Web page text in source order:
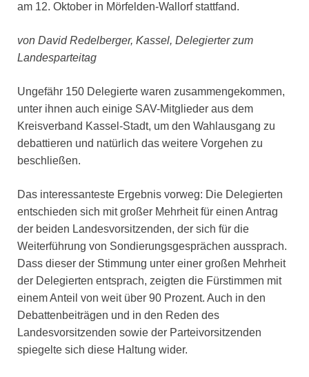
am 12. Oktober in Mörfelden-Wallorf stattfand.
von David Redelberger, Kassel, Delegierter zum
Landesparteitag
Ungefähr 150 Delegierte waren zusammengekommen,
unter ihnen auch einige SAV-Mitglieder aus dem
Kreisverband Kassel-Stadt, um den Wahlausgang zu
debattieren und natürlich das weitere Vorgehen zu
beschließen.
Das interessanteste Ergebnis vorweg: Die Delegierten
entschieden sich mit großer Mehrheit für einen Antrag
der beiden Landesvorsitzenden, der sich für die
Weiterführung von Sondierungsgesprächen aussprach.
Dass dieser der Stimmung unter einer großen Mehrheit
der Delegierten entsprach, zeigten die Fürstimmen mit
einem Anteil von weit über 90 Prozent. Auch in den
Debattenbeiträgen und in den Reden des
Landesvorsitzenden sowie der Parteivorsitzenden
spiegelte sich diese Haltung wider.